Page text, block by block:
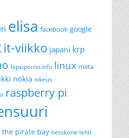
elisa facebook google
it-viikko japani krp
lapsiporno.info linux meta
nokia oikeus
raspberry pi
the pirate bay tietokone-lehti